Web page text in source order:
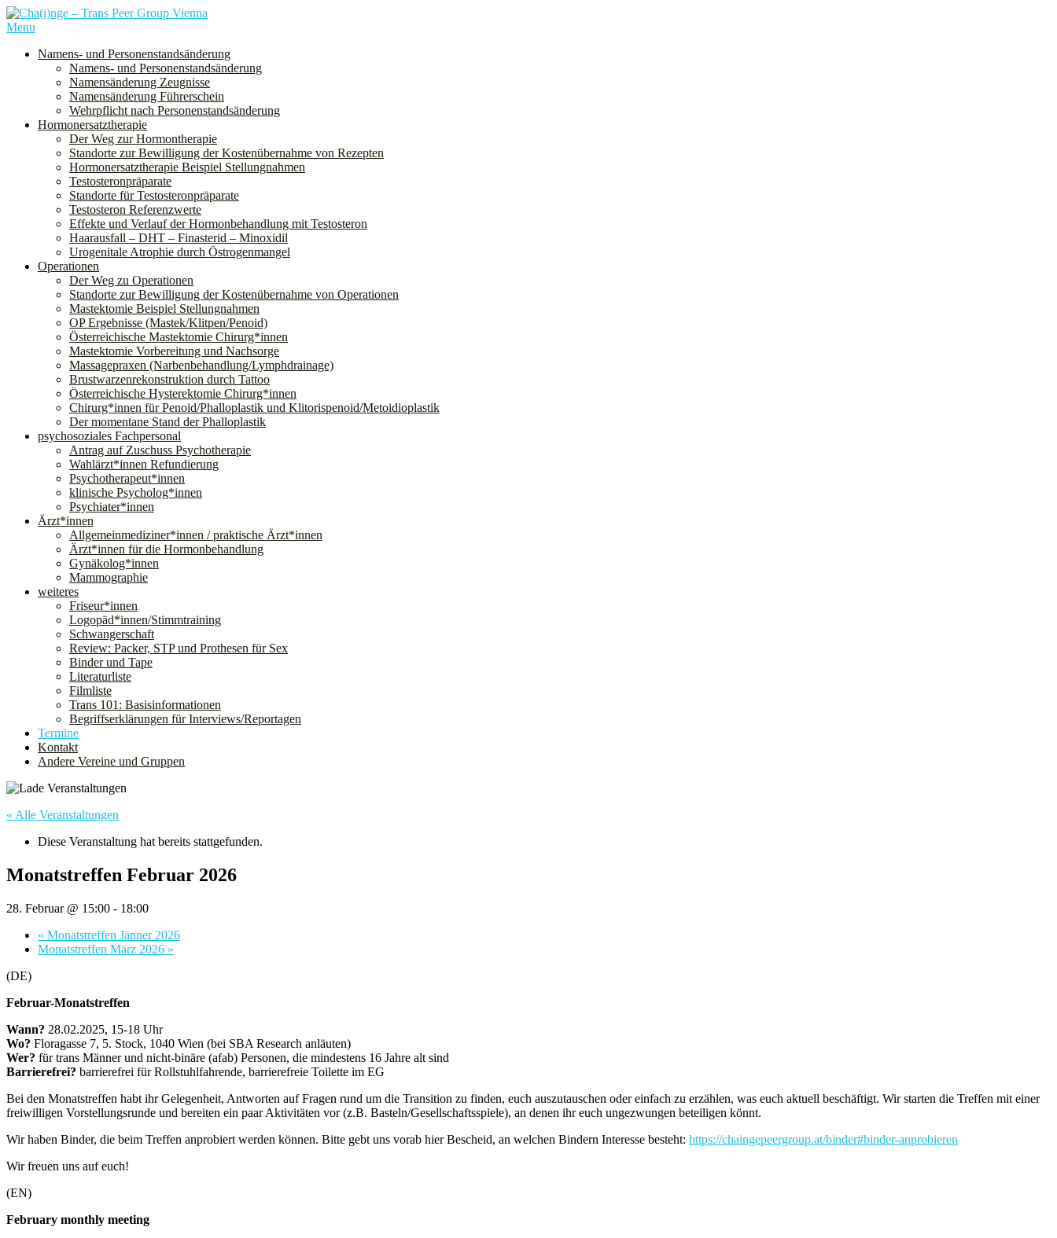
Skip
to
sondern auch nichtbinäre und genderqueere Personen ein.
Menu
Namens- und Personenstandsänderung
Namens- und Personenstandsänderung
Namensänderung Zeugnisse
Namensänderung Führerschein
Wehrpflicht nach Personenstandsänderung
Hormonersatztherapie
Der Weg zur Hormontherapie
Standorte zur Bewilligung der Kostenübernahme von Rezepten
Hormonersatztherapie Beispiel Stellungnahmen
Testosteronpräparate
Standorte für Testosteronpräparate
Testosteron Referenzwerte
Effekte und Verlauf der Hormonbehandlung mit Testosteron
Haarausfall – DHT – Finasterid – Minoxidil
Urogenitale Atrophie durch Östrogenmangel
Operationen
Der Weg zu Operationen
Standorte zur Bewilligung der Kostenübernahme von Operationen
Mastektomie Beispiel Stellungnahmen
OP Ergebnisse (Mastek/Klitpen/Penoid)
Österreichische Mastektomie Chirurg*innen
Mastektomie Vorbereitung und Nachsorge
Massagepraxen (Narbenbehandlung/Lymphdrainage)
Brustwarzenrekonstruktion durch Tattoo
Österreichische Hysterektomie Chirurg*innen
Chirurg*innen für Penoid/Phalloplastik und Klitorispenoid/Metoidioplastik
Der momentane Stand der Phalloplastik
psychosoziales Fachpersonal
Antrag auf Zuschuss Psychotherapie
Wahlärzt*innen Refundierung
Psychotherapeut*innen
klinische Psycholog*innen
Psychiater*innen
Ärzt*innen
Allgemeinmediziner*innen / praktische Ärzt*innen
Ärzt*innen für die Hormonbehandlung
Gynäkolog*innen
Mammographie
weiteres
Friseur*innen
Logopäd*innen/Stimmtraining
Schwangerschaft
Review: Packer, STP und Prothesen für Sex
Binder und Tape
Literaturliste
Filmliste
Trans 101: Basisinformationen
Begriffserklärungen für Interviews/Reportagen
Termine
Kontakt
Andere Vereine und Gruppen
« Alle Veranstaltungen
Diese Veranstaltung hat bereits stattgefunden.
Monatstreffen Februar 2026
28. Februar @ 15:00 - 18:00
« Monatstreffen Jänner 2026
Monatstreffen März 2026 »
(DE)
Februar-Monatstreffen
Wann? 28.02.2025, 15-18 Uhr
Wo? Floragasse 7, 5. Stock, 1040 Wien (bei SBA Research anläuten)
Wer? für trans Männer und nicht-binäre (afab) Personen, die mindestens 16 Jahre alt sind
Barrierefrei? barrierefrei für Rollstuhlfahrende, barrierefreie Toilette im EG
Bei den Monatstreffen habt ihr Gelegenheit, Antworten auf Fragen rund um die Transition zu finden, euch auszutauschen oder einfach zu erzählen, was euch aktuell beschäftigt. Wir starten die Treffen mit einer
freiwilligen Vorstellungsrunde und bereiten ein paar Aktivitäten vor (z.B. Basteln/Gesellschaftsspiele), an denen ihr euch ungezwungen beteiligen könnt.
Wir haben Binder, die beim Treffen anprobiert werden können. Bitte gebt uns vorab hier Bescheid, an welchen Bindern Interesse besteht: https://chaingepeergroup.at/binder#binder-anprobieren
Wir freuen uns auf euch!
(EN)
February monthly meeting